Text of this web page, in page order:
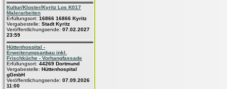
Kultur/Kloster/Kyritz Los K017
Malerarbeiten
Erfüllungsort: 16866 16866 Kyritz
Vergabestelle: Stadt Kyritz
Veröffentlichungsende: 07.02.2027
23:59
Hüttenhospital -
Erweiterungsanbau inkl.
Frischküche - Vorhangfassade
Erfüllungsort: 44269 Dortmund
Vergabestelle: Hüttenhospital
gGmbH
Veröffentlichungsende: 07.09.2026
11:00